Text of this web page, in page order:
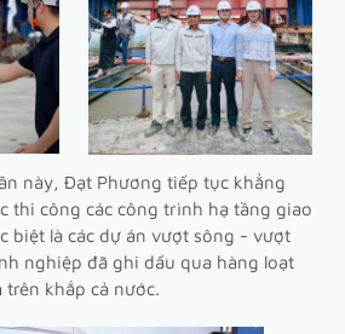
này, Đạt Phương tiếp tục khẳng
thi công các công trình hạ tầng giao
biệt là các dự án vượt sông - vượt
nghiệp đã ghi dấu qua hàng loạt
khắp cả nước.